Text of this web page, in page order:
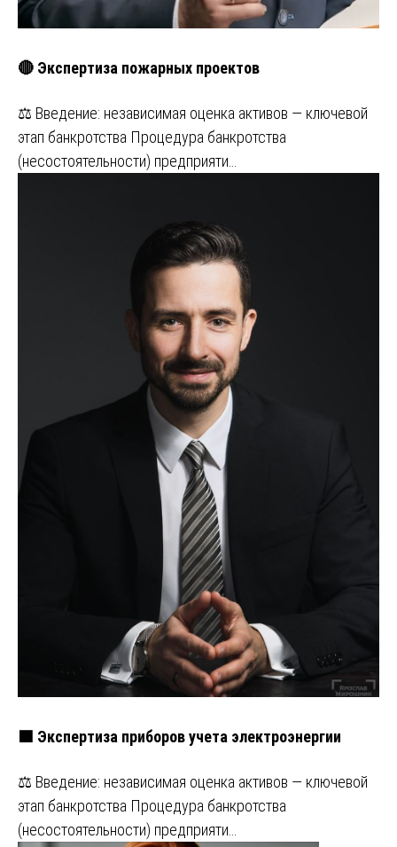
🔴 Экспертиза пожарных проектов
⚖️ Введение: независимая оценка активов — ключевой
этап банкротства Процедура банкротства
(несостоятельности) предприяти…
🟩 Экспертиза приборов учета электроэнергии
⚖️ Введение: независимая оценка активов — ключевой
этап банкротства Процедура банкротства
(несостоятельности) предприяти…